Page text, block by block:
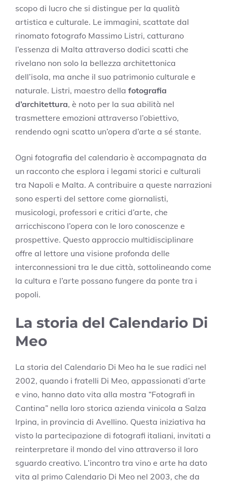
scopo di lucro che si distingue per la qualità
artistica e culturale. Le immagini, scattate dal
rinomato fotografo Massimo Listri, catturano
l’essenza di Malta attraverso dodici scatti che
rivelano non solo la bellezza architettonica
dell’isola, ma anche il suo patrimonio culturale e
naturale. Listri, maestro della fotografia
d’architettura, è noto per la sua abilità nel
trasmettere emozioni attraverso l’obiettivo,
rendendo ogni scatto un’opera d’arte a sé stante.
Ogni fotografia del calendario è accompagnata da
un racconto che esplora i legami storici e culturali
tra Napoli e Malta. A contribuire a queste narrazioni
sono esperti del settore come giornalisti,
musicologi, professori e critici d’arte, che
arricchiscono l’opera con le loro conoscenze e
prospettive. Questo approccio multidisciplinare
offre al lettore una visione profonda delle
interconnessioni tra le due città, sottolineando come
la cultura e l’arte possano fungere da ponte tra i
popoli.
La storia del Calendario Di
Meo
La storia del Calendario Di Meo ha le sue radici nel
2002, quando i fratelli Di Meo, appassionati d’arte
e vino, hanno dato vita alla mostra “Fotografi in
Cantina” nella loro storica azienda vinicola a Salza
Irpina, in provincia di Avellino. Questa iniziativa ha
visto la partecipazione di fotografi italiani, invitati a
reinterpretare il mondo del vino attraverso il loro
sguardo creativo. L’incontro tra vino e arte ha dato
vita al primo Calendario Di Meo nel 2003, che da